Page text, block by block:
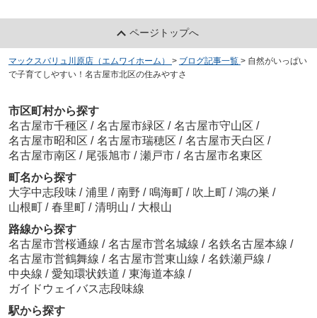
ページトップへ
マックスバリュ川原店（エムワイホーム） > ブログ記事一覧 > 自然がいっぱい
で子育てしやすい！名古屋市北区の住みやすさ
市区町村から探す
名古屋市千種区 / 名古屋市緑区 / 名古屋市守山区 /
名古屋市昭和区 / 名古屋市瑞穂区 / 名古屋市天白区 /
名古屋市南区 / 尾張旭市 / 瀬戸市 / 名古屋市名東区
町名から探す
大字中志段味 / 浦里 / 南野 / 鳴海町 / 吹上町 / 鴻の巣 /
山根町 / 春里町 / 清明山 / 大根山
路線から探す
名古屋市営桜通線 / 名古屋市営名城線 / 名鉄名古屋本線 /
名古屋市営鶴舞線 / 名古屋市営東山線 / 名鉄瀬戸線 /
中央線 / 愛知環状鉄道 / 東海道本線 /
ガイドウェイバス志段味線
駅から探す